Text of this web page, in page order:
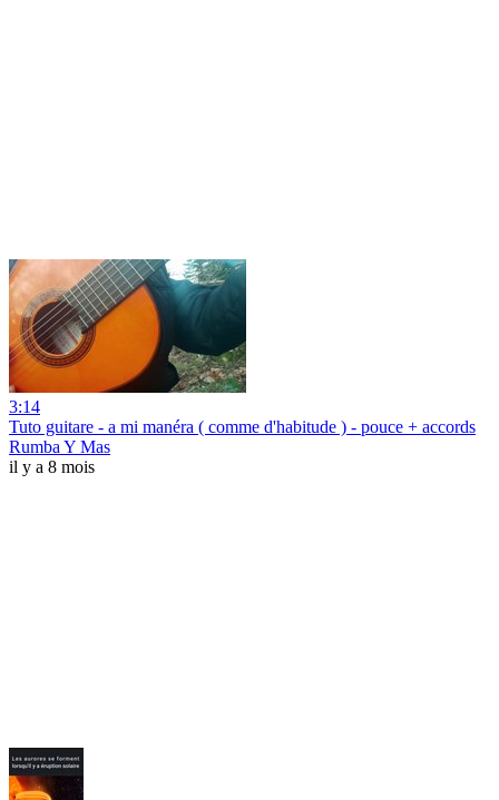
3:14
Tuto guitare - a mi manéra ( comme d'habitude ) - pouce + accords
Rumba Y Mas
il y a 8 mois